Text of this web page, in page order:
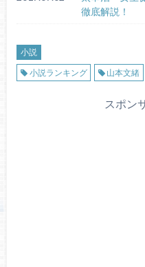
徹底解説！
小説
小説ランキング
山本文緒
スポン